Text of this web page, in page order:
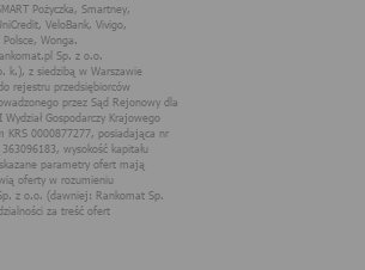
(dawniej: Rankomat Sp. z o. o. Sp. k.), z
(01-141), ul. Wolska 88, wpisana do rejestru
Rejestru Sądowego prowadzonego
dla m.st. Warszawy w Warszawie, XIII
Krajowego Rejestru Sądowego, pod
posiadająca nr NIP: 527-275-18-81,
zwana dalej "Rankomat" wykorzystuje
technologię "cookies".
informacji dostarczonych przez
technologii cookies w trakcie korzystania
i Rankomat określa niniejszy dokument.
serwisów Rankomat proszony jest o